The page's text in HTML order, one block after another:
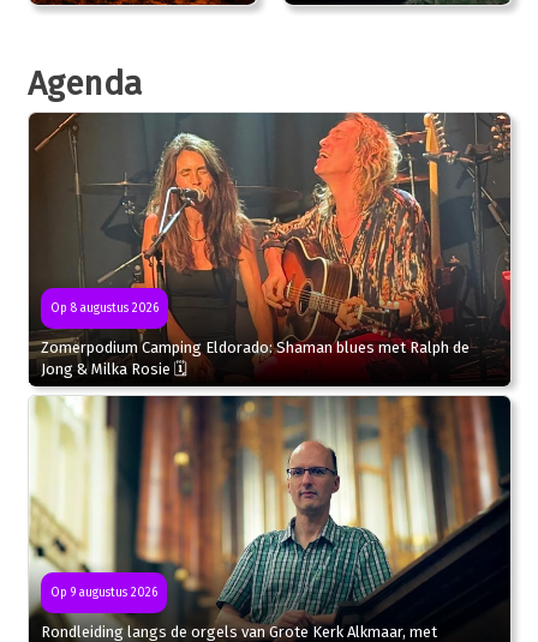
Agenda
Op 8 augustus 2026
Zomerpodium Camping Eldorado: Shaman blues met Ralph de
Jong & Milka Rosie 🗓
Op 9 augustus 2026
Rondleiding langs de orgels van Grote Kerk Alkmaar, met